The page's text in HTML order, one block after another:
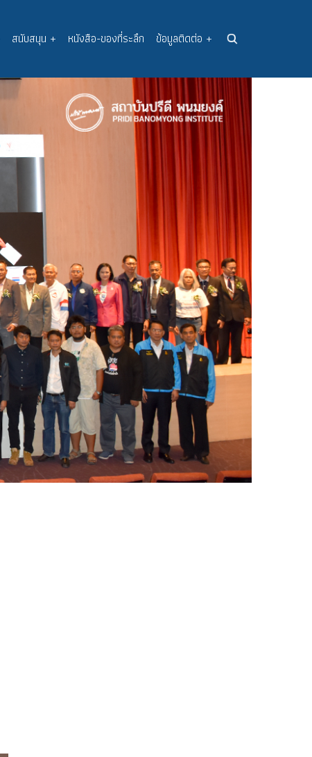
สนับสนุน + หนังสือ-ของที่ระลึก ข้อมูลติดต่อ +